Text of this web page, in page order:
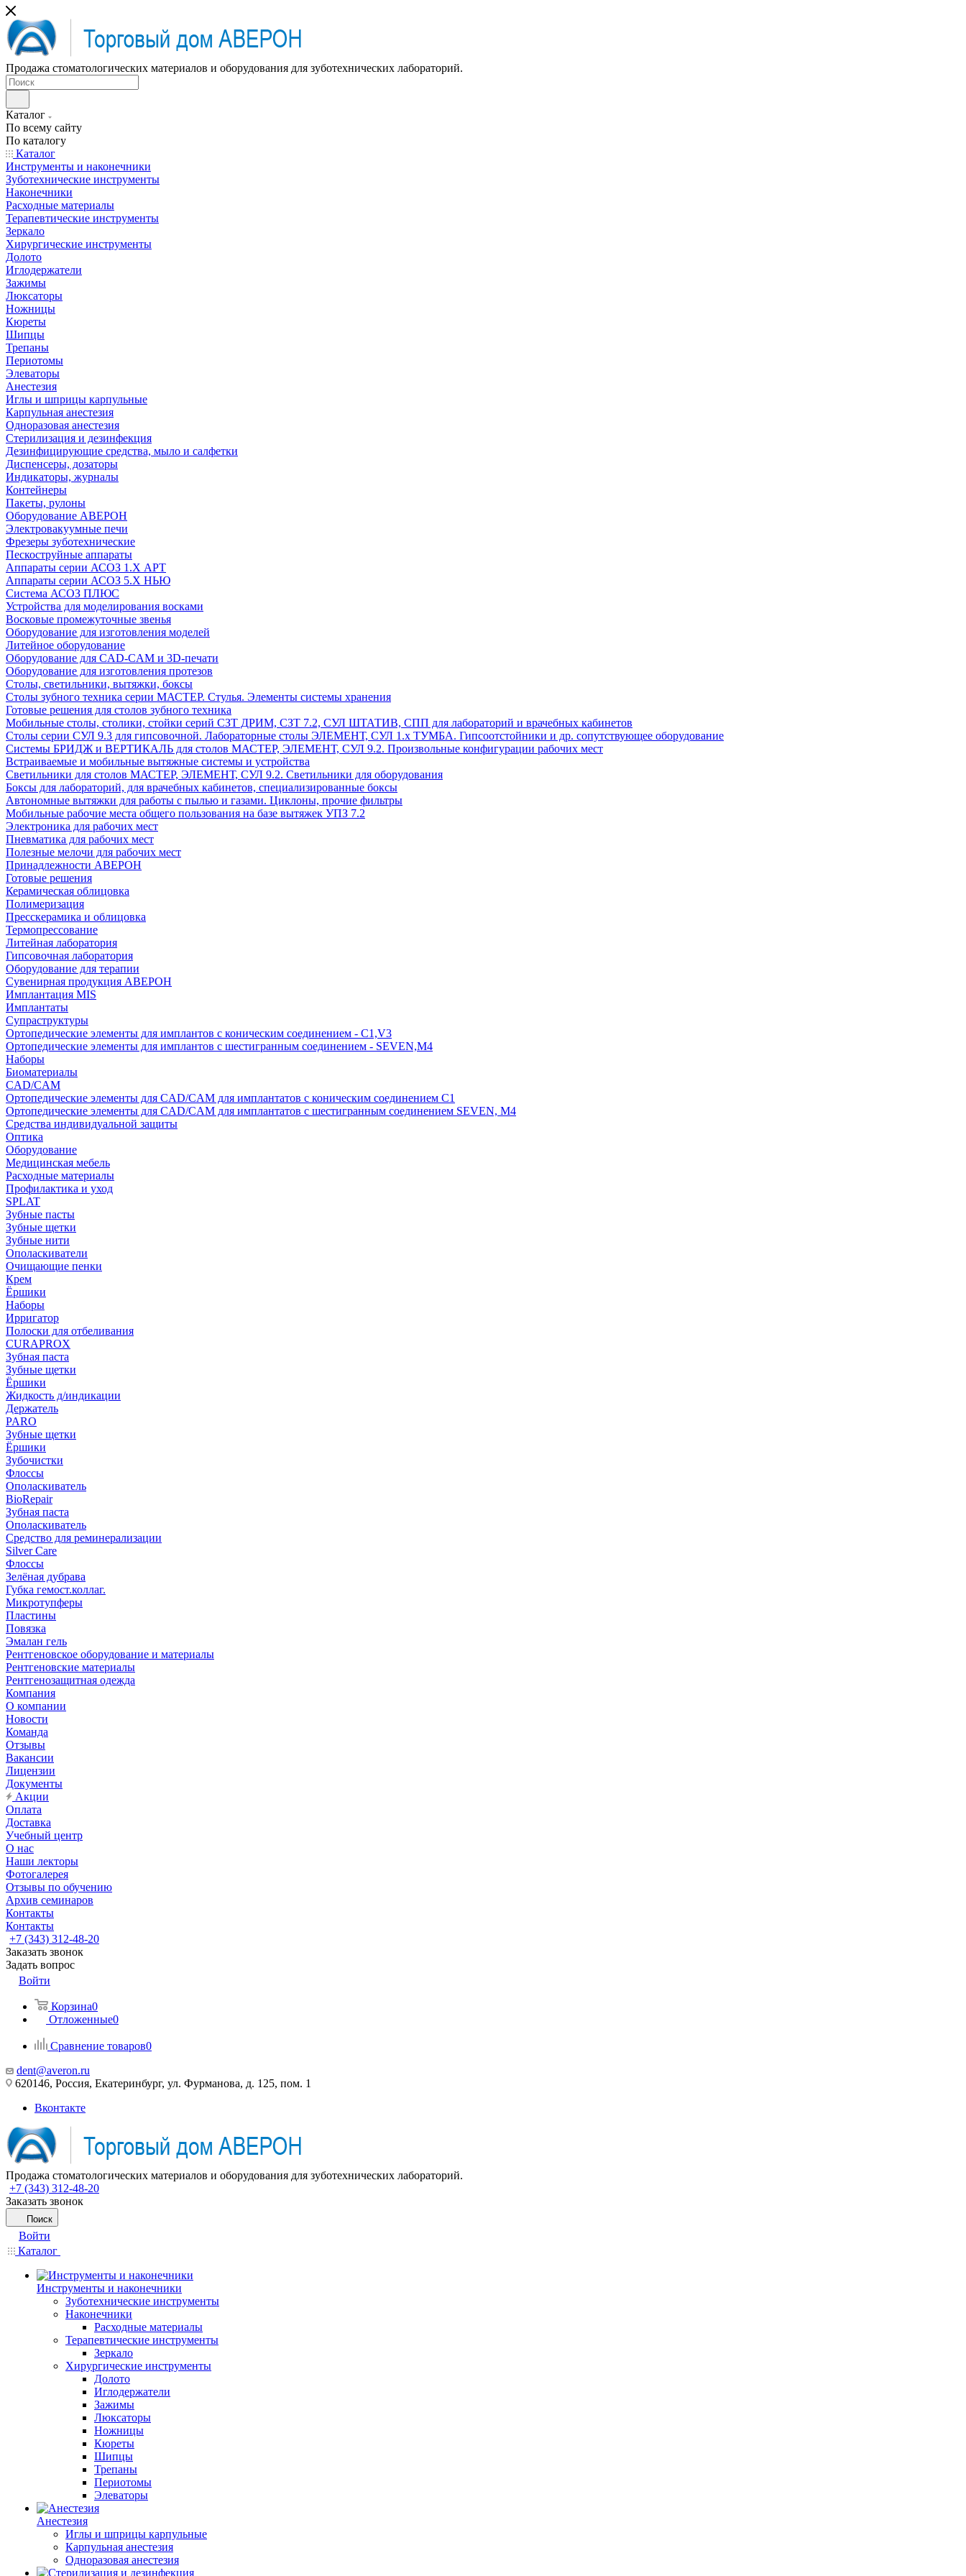
Продажа стоматологических материалов и оборудования для зуботехнических лабораторий.
Каталог
По всему сайту
По каталогу
Каталог
Инструменты и наконечники
Зуботехнические инструменты
Наконечники
Расходные материалы
Терапевтические инструменты
Зеркало
Хирургические инструменты
Долото
Иглодержатели
Зажимы
Люксаторы
Ножницы
Кюреты
Шипцы
Трепаны
Периотомы
Элеваторы
Анестезия
Иглы и шприцы карпульные
Карпульная анестезия
Одноразовая анестезия
Стерилизация и дезинфекция
Дезинфицирующие средства, мыло и салфетки
Диспенсеры, дозаторы
Индикаторы, журналы
Контейнеры
Пакеты, рулоны
Оборудование АВЕРОН
Электровакуумные печи
Фрезеры зуботехнические
Пескоструйные аппараты
Аппараты серии АСОЗ 1.Х АРТ
Аппараты серии АСОЗ 5.Х НЬЮ
Система АСОЗ ПЛЮС
Устройства для моделирования восками
Восковые промежуточные звенья
Оборудование для изготовления моделей
Литейное оборудование
Оборудование для CAD-CAM и 3D-печати
Оборудование для изготовления протезов
Cтолы, светильники, вытяжки, боксы
Столы зубного техника серии МАСТЕР. Стулья. Элементы системы хранения
Готовые решения для столов зубного техника
Мобильные столы, столики, стойки серий СЗТ ДРИМ, СЗТ 7.2, СУЛ ШТАТИВ, СПП для лабораторий и врачебных кабинетов
Столы серии СУЛ 9.3 для гипсовочной. Лабораторные столы ЭЛЕМЕНТ, СУЛ 1.х ТУМБА. Гипсоотстойники и др. сопутствующее оборудование
Системы БРИДЖ и ВЕРТИКАЛЬ для столов МАСТЕР, ЭЛЕМЕНТ, СУЛ 9.2. Произвольные конфигурации рабочих мест
Встраиваемые и мобильные вытяжные системы и устройства
Светильники для столов МАСТЕР, ЭЛЕМЕНТ, СУЛ 9.2. Светильники для оборудования
Боксы для лабораторий, для врачебных кабинетов, специализированные боксы
Автономные вытяжки для работы с пылью и газами. Циклоны, прочие фильтры
Мобильные рабочие места общего пользования на базе вытяжек УПЗ 7.2
Электроника для рабочих мест
Пневматика для рабочих мест
Полезные мелочи для рабочих мест
Принадлежности АВЕРОН
Готовые решения
Керамическая облицовка
Полимеризация
Пресскерамика и облицовка
Термопрессование
Литейная лаборатория
Гипсовочная лаборатория
Оборудование для терапии
Сувенирная продукция АВЕРОН
Имплантация MIS
Имплантаты
Супраструктуры
Ортопедические элементы для имплантов с коническим соединением - C1,V3
Ортопедические элементы для имплантов с шестигранным соединением - SEVEN,M4
Наборы
Биоматериалы
CAD/CAM
Ортопедические элементы для CAD/CAM для имплантатов с коническим соединением С1
Ортопедические элементы для CAD/CAM для имплантатов с шестигранным соединением SEVEN, М4
Средства индивидуальной защиты
Оптика
Оборудование
Медицинская мебель
Расходные материалы
Профилактика и уход
SPLAT
Зубные пасты
Зубные щетки
Зубные нити
Ополаскиватели
Очищающие пенки
Крем
Ёршики
Наборы
Ирригатор
Полоски для отбеливания
CURAPROX
Зубная паста
Зубные щетки
Ёршики
Жидкость д/индикации
Держатель
PARO
Зубные щетки
Ёршики
Зубочистки
Флоссы
Ополаскиватель
BioRepair
Зубная паста
Ополаскиватель
Средство для реминерализации
Silver Care
Флоссы
Зелёная дубрава
Губка гемост.коллаг.
Микротупферы
Пластины
Повязка
Эмалан гель
Рентгеновское оборудование и материалы
Рентгеновские материалы
Рентгенозащитная одежда
Компания
О компании
Новости
Команда
Отзывы
Вакансии
Лицензии
Документы
Акции
Оплата
Доставка
Учебный центр
О нас
Наши лекторы
Фотогалерея
Отзывы по обучению
Архив семинаров
Контакты
Контакты
+7 (343) 312-48-20
Заказать звонок
Задать вопрос
Войти
Корзина0
Отложенные0
Сравнение товаров0
dent@averon.ru
620146, Россия, Екатеринбург, ул. Фурманова, д. 125, пом. 1
Вконтакте
Продажа стоматологических материалов и оборудования для зуботехнических лабораторий.
+7 (343) 312-48-20
Заказать звонок
Поиск
Войти
Каталог
Инструменты и наконечники
Зуботехнические инструменты
Наконечники
Расходные материалы
Терапевтические инструменты
Зеркало
Хирургические инструменты
Долото
Иглодержатели
Зажимы
Люксаторы
Ножницы
Кюреты
Шипцы
Трепаны
Периотомы
Элеваторы
Анестезия
Иглы и шприцы карпульные
Карпульная анестезия
Одноразовая анестезия